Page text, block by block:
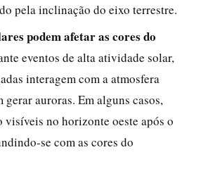
pela inclinação do eixo terrestre.
podem afetar as cores do
eventos de alta atividade solar,
interagem com a atmosfera
gerar auroras. Em alguns casos,
visíveis no horizonte oeste após o
se com as cores do